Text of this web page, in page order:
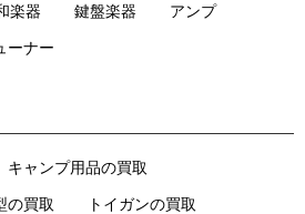
楽器 鍵盤楽器 アンプ
ーナー
キャンプ用品の買取
の買取 トイガンの買取